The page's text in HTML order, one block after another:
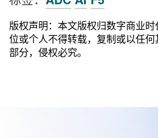
版权声明：本文版权归数字商业
位或个人不得转载，复制或以任
部分，侵权必究。